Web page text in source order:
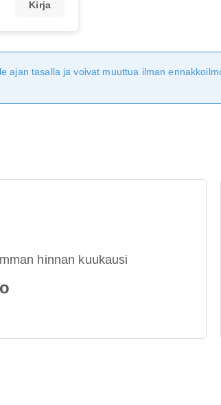
Kirja
ajan tasalla ja voivat muuttua ilman
hinnan kuukausi